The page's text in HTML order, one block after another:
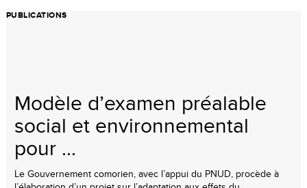
PUBLICATIONS
Modèle d’examen préalable
social et environnemental
pour ...
Le Gouvernement comorien, avec l’appui du PNUD, procède à